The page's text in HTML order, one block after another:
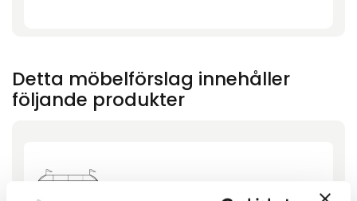
Detta möbelförslag innehåller
följande produkter